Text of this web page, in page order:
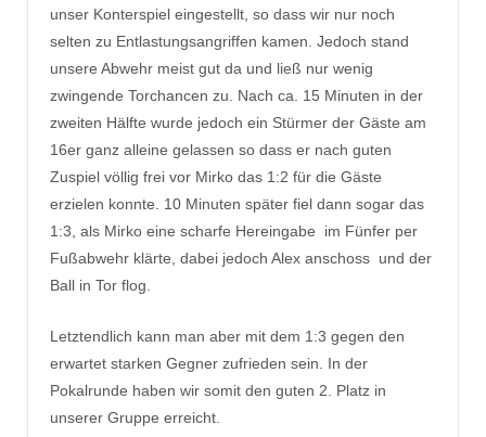
unser Konterspiel eingestellt, so dass wir nur noch
selten zu Entlastungsangriffen kamen. Jedoch stand
unsere Abwehr meist gut da und ließ nur wenig
zwingende Torchancen zu. Nach ca. 15 Minuten in der
zweiten Hälfte wurde jedoch ein Stürmer der Gäste am
16er ganz alleine gelassen so dass er nach guten
Zuspiel völlig frei vor Mirko das 1:2 für die Gäste
erzielen konnte. 10 Minuten später fiel dann sogar das
1:3, als Mirko eine scharfe Hereingabe im Fünfer per
Fußabwehr klärte, dabei jedoch Alex anschoss und der
Ball in Tor flog.
Letztendlich kann man aber mit dem 1:3 gegen den
erwartet starken Gegner zufrieden sein. In der
Pokalrunde haben wir somit den guten 2. Platz in
unserer Gruppe erreicht.